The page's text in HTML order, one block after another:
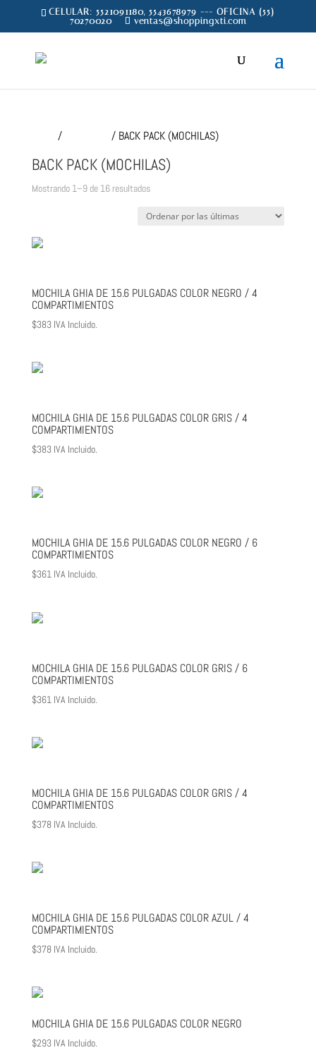
CELULAR: 5521091180, 5543678979 --- OFICINA (55)
70270020
ventas@shoppingxti.com
/ / BACK PACK (MOCHILAS)
BACK PACK (MOCHILAS)
Mostrando 1–9 de 16 resultadosSorted
latest
MOCHILA GHIA DE 15.6 PULGADAS COLOR NEGRO / 4
COMPARTIMIENTOS
$383 IVA Incluido.
MOCHILA GHIA DE 15.6 PULGADAS COLOR GRIS / 4
COMPARTIMIENTOS
$383 IVA Incluido.
MOCHILA GHIA DE 15.6 PULGADAS COLOR NEGRO / 6
COMPARTIMIENTOS
$361 IVA Incluido.
MOCHILA GHIA DE 15.6 PULGADAS COLOR GRIS / 6
COMPARTIMIENTOS
$361 IVA Incluido.
MOCHILA GHIA DE 15.6 PULGADAS COLOR GRIS / 4
COMPARTIMIENTOS
$378 IVA Incluido.
MOCHILA GHIA DE 15.6 PULGADAS COLOR AZUL / 4
COMPARTIMIENTOS
$378 IVA Incluido.
MOCHILA GHIA DE 15.6 PULGADAS COLOR NEGRO
$293 IVA Incluido.